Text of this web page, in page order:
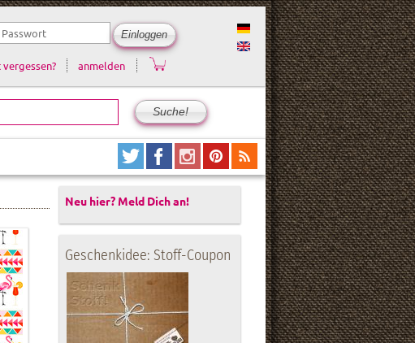
anmelden
Neu hier? Meld Dich an!
Geschenkidee: Stoff-Coupon